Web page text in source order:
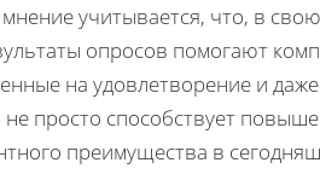
мнение учитывается, что, в
опросов помогают
на удовлетворение и
просто способствует
преимущества в